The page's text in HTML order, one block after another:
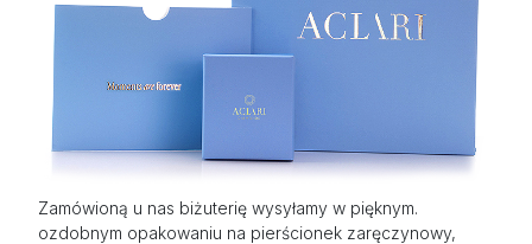
Zamówioną u nas biżuterię wysyłamy w pięknym.
ozdobnym opakowaniu na pierścionek zaręczynowy,